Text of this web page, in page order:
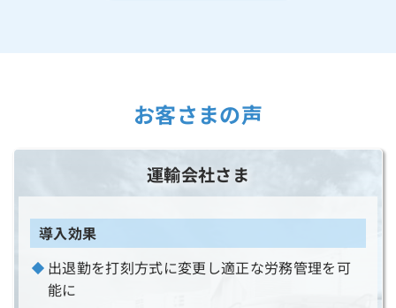
お客さまの声
運輸会社さま
導入効果
出退勤を打刻方式に変更し適正な労務管理を可
能に